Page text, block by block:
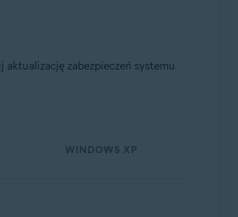
zabezpieczeń systemu
WINDOWS XP